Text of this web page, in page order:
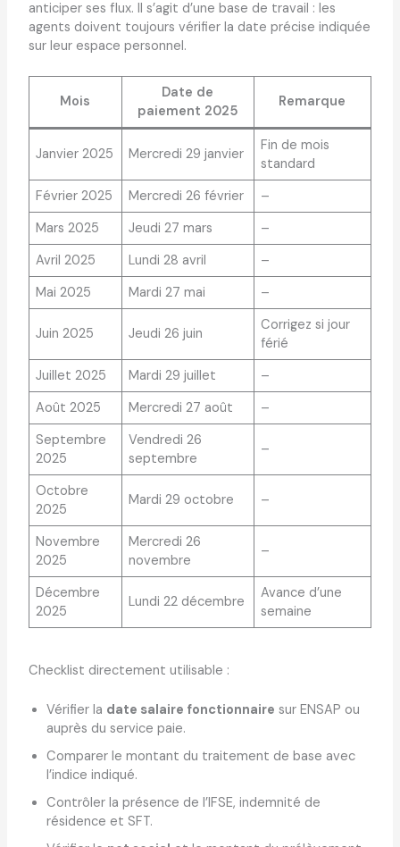
anticiper ses flux. Il s’agit d’une base de travail : les
agents doivent toujours vérifier la date précise indiquée
sur leur espace personnel.
Mois
Date de
paiement 2025
Remarque
Janvier 2025 Mercredi 29 janvier
Fin de mois
standard
Février 2025
Mercredi 26 février
–
Mars 2025
Jeudi 27 mars
–
Avril 2025
Lundi 28 avril
–
Mai 2025
Mardi 27 mai –
Juin 2025 Jeudi 26 juin
Corrigez si jour
férié
Juillet 2025
Mardi 29 juillet
–
Août 2025
Mercredi 27 août
–
Septembre
2025
Vendredi 26
septembre
–
Octobre
2025
Mardi 29 octobre –
Novembre
2025
Mercredi 26
novembre
–
Décembre
2025
Lundi 22 décembre
Avance d’une
semaine
Checklist directement utilisable :
Vérifier la date salaire fonctionnaire sur ENSAP ou
auprès du service paie.
Comparer le montant du traitement de base avec
l’indice indiqué.
Contrôler la présence de l’IFSE, indemnité de
résidence et SFT.